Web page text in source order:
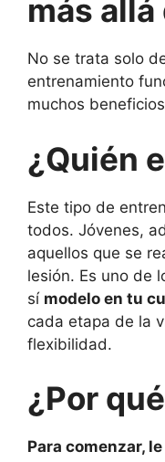
más
No se trata solo
entrenamiento
muchos
¿Quién
Este tipo de
todos. Jóvenes,
aquellos que se
lesión. Es uno de
sí modelo en tu
cada etapa de la
flexibilidad.
¿Por
Para comenzar,